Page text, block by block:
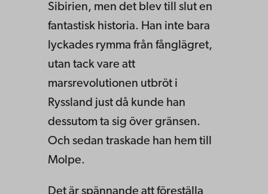
Sibirien, men det blev till slut en
fantastisk historia. Han inte bara
lyckades rymma från fånglägret,
utan tack vare att
marsrevolutionen utbröt i
Ryssland just då kunde han
dessutom ta sig över gränsen.
Och sedan traskade han hem till
Molpe.
Det är spännande att föreställa